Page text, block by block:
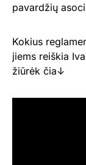
pavardžių
Kokius
jiems reiškia
žiūrėk čia↓